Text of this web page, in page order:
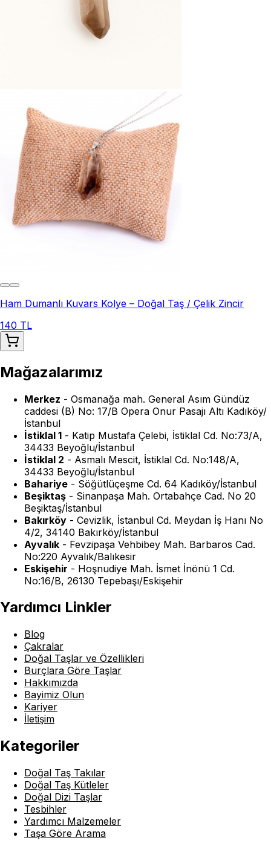
Ham Dumanlı Kuvars Kolye – Doğal Taş / Çelik Zincir
140 TL
Mağazalarımız
Merkez - Osmanağa mah. General Asım Gündüz
caddesi (B) No: 17/B Opera Onur Pasajı Altı Kadıköy/
İstanbul
İstiklal 1 - Katip Mustafa Çelebi, İstiklal Cd. No:73/A,
34433 Beyoğlu/İstanbul
İstiklal 2 - Asmalı Mescit, İstiklal Cd. No:148/A,
34433 Beyoğlu/İstanbul
Bahariye - Söğütlüçeşme Cd. 64 Kadıköy/İstanbul
Beşiktaş - Sinanpaşa Mah. Ortabahçe Cad. No 20
Beşiktaş/İstanbul
Bakırköy - Cevizlik, İstanbul Cd. Meydan İş Hanı No
4/2, 34140 Bakırköy/İstanbul
Ayvalık - Fevzipaşa Vehbibey Mah. Barbaros Cad.
No:220 Ayvalık/Balıkesir
Eskişehir - Hoşnudiye Mah. İsmet İnönü 1 Cd.
No:16/B, 26130 Tepebaşı/Eskişehir
Yardımcı Linkler
Blog
Çakralar
Doğal Taşlar ve Özellikleri
Burçlara Göre Taşlar
Hakkımızda
Bayimiz Olun
Kariyer
İletişim
Kategoriler
Doğal Taş Takılar
Doğal Taş Kütleler
Doğal Dizi Taşlar
Tesbihler
Yardımcı Malzemeler
Taşa Göre Arama